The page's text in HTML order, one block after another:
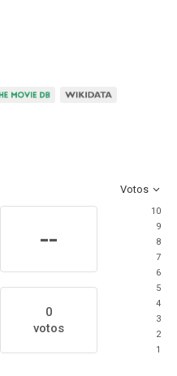
Votos
--
0
votos
10
9
8
7
6
5
4
3
2
1